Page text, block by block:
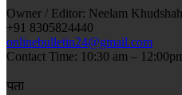
Owner / Editor: Neelam Khudshah
+91 8305824440
onlinebulletin24@gmail.com
Contact Time: 10:30 am –
पता